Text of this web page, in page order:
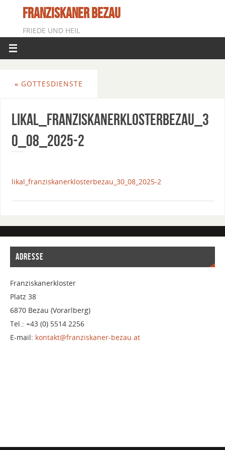
FRANZISKANER BEZAU
FRIEDE UND HEIL
« GOTTESDIENSTE
Likal_FranziskanerklosterBezau_3
0_08_2025-2
likal_franziskanerklosterbezau_30_08_2025-2
ADRESSE
Franziskanerkloster
Platz 38
6870 Bezau (Vorarlberg)
Tel.: +43 (0) 5514 2256
E-mail: kontakt@franziskaner-bezau.at